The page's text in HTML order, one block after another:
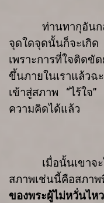
ท่านทากุอันก
จุดใดจุดนั้นก็จะเกิด
เพราะการที่ใจติดขั
ขึ้นภายในเราแล้วฉ
เข้าสู่สภาพ “ไร้ใจ”
ความคิดได้แล้ว
เมื่อนั้นเขาจ
สภาพเช่นนี้คือสภาพ
ของพระผู้ไม่หวั่นไหว